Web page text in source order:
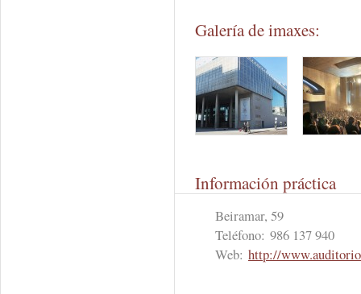
Galería de imaxes:
Información práctica
Beiramar, 59
Teléfono: 986 137 940
Web: http://